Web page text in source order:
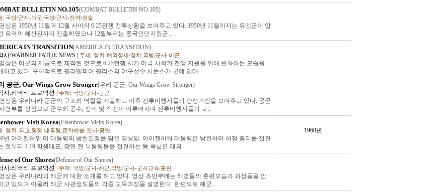
BULLETIN NO.105(COMBAT BULLETIN NO.105)
: 국방/군사-미군,국방/군사-전략/전술
상은 1950년 11월과 12월 사이의 6.25전쟁 전투상황을 보여주고 있다. 1950년 11월까지는 유엔군이 압
유역의 혜산진까지 진출하였으나 12월부터는 중국인민지원군..
IN TRANSITION(AMERICA IN TRANSITION)
사:WARNER PATHE NEWS | 주제: 정치-해외정세/정치,국방/군사-미군
상은 미군의 제공으로 제작된 것으로 6.25전쟁 시기 미국 사회가 전쟁 지원을 위해 변화하는 모습을
하고 있다. 구체적으로 필라델피아 필리스의 야구선수 시몬스가 군에 입대..
공군, Our Wings Grow Stronger(우리 공군, Our Wings Grow Stronger)
사:리버티 프로덕션 | 주제: 국방/군사-공군
상은 우리나라 공군의 구조와 역할을 개괄하고 이후 전투비행사들의 양성과정을 보여주고 있다. 공군
령부를 정점으로 군수와 공수, 정비 및 작전이 이루어지며 전투비행사들의 교..
Visit Korea(Eisenhower Visits Korea)
: 정치-외교,행정-대통령,문화예술-전시/공연
년 아이젠하워 미 대통령의 방한일정을 담은 영상임. 아이젠하워 대통령은 방한하여 허정 총리를 접견
것부터 4.19 학생대표, 장면 전 부통령등을 접견하는 등 폭넓은 대외..
1960년
of Our Shores(Defense of Our Shores)
사:리버티 프로덕션 | 주제: 국방/군사-해군,국방/군사-군사교육/훈련
상은 우리나라의 해군에 대한 소개를 하고 있다. 영상 초반부에는 해병들의 훈련모습과 과정들을 안
고 있으며 아울러 해군 사관생도들의 각종 교육과정을 설명한다. 한편으로 해군..